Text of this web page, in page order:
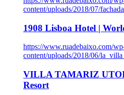
content/uploads/2018/07/
1908 Lisboa Hotel |
https://www.ruadebaixo.com/
content/uploads/2018/06/
VILLA TAMARIZ
Resort